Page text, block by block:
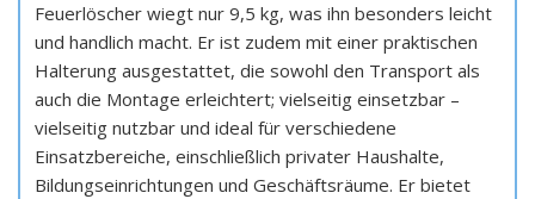
Feuerlöscher wiegt nur 9,5 kg, was ihn besonders leicht
und handlich macht. Er ist zudem mit einer praktischen
Halterung ausgestattet, die sowohl den Transport als
auch die Montage erleichtert; vielseitig einsetzbar –
vielseitig nutzbar und ideal für verschiedene
Einsatzbereiche, einschließlich privater Haushalte,
Bildungseinrichtungen und Geschäftsräume. Er bietet